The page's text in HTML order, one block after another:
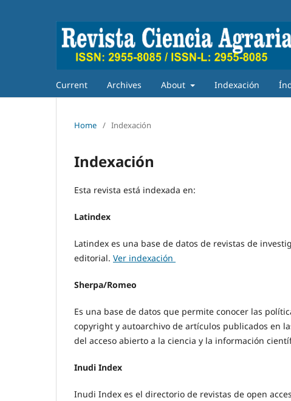
Current Archives About Indexación
Home / Indexación
Indexación
Esta revista está indexada en:
Latindex
Latindex es una base de datos de revistas de
editorial. Ver indexación
Sherpa/Romeo
Es una base de datos que permite conocer las
copyright y autoarchivo de artículos publicados en
del acceso abierto a la ciencia y la información
Inudi Index
Inudi Index es el directorio de revistas de open